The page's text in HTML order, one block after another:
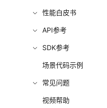
性能白皮书
API参考
SDK参考
场景代码示例
常见问题
视频帮助